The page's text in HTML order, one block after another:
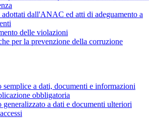
dall'ANAC ed atti di adeguamento a
delle violazioni
per la prevenzione della corruzione
semplice a dati, documenti e informazioni
obbligatoria
generalizzato a dati e documenti ulteriori